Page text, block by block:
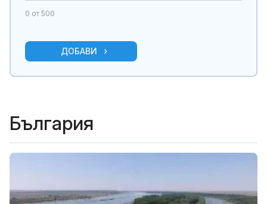
0 от 500
ДОБАВИ
България